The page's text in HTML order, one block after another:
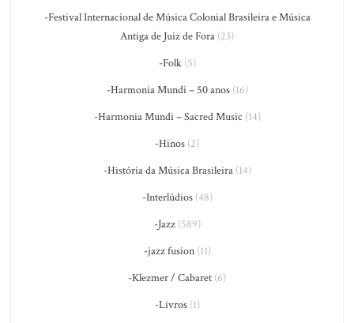
-Festival Internacional de Música Colonial Brasileira e Música
Antiga de Juiz de Fora (23)
-Folk(5)
-Harmonia Mundi – 50 anos(16)
-Harmonia Mundi – Sacred Music (14)
-Hinos (2)
-História da Música Brasileira(14)
-Interlúdios(48)
-Jazz(589)
-jazz fusion(11)
-Klezmer / Cabaret (6)
-Livros(1)